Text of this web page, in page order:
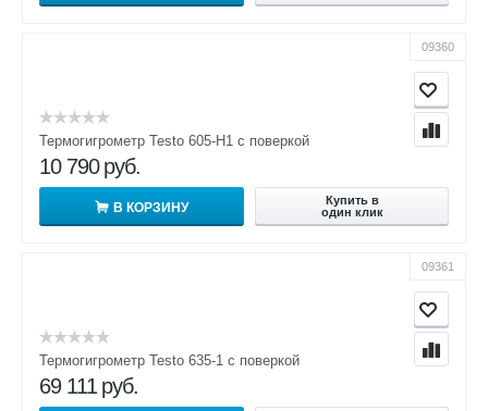
09360
Термогигрометр Testo 605-H1 с поверкой
10 790 руб.
В КОРЗИНУ
Купить в
один клик
09361
Термогигрометр Testo 635-1 с поверкой
69 111 руб.